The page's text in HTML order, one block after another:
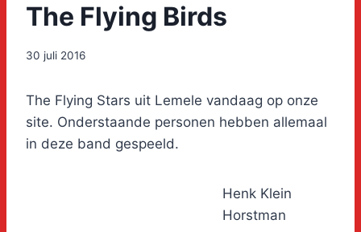
The Flying Birds
30 juli 2016
The Flying Stars uit Lemele vandaag op onze
site. Onderstaande personen hebben allemaal
in deze band gespeeld.
Henk Klein
Horstman